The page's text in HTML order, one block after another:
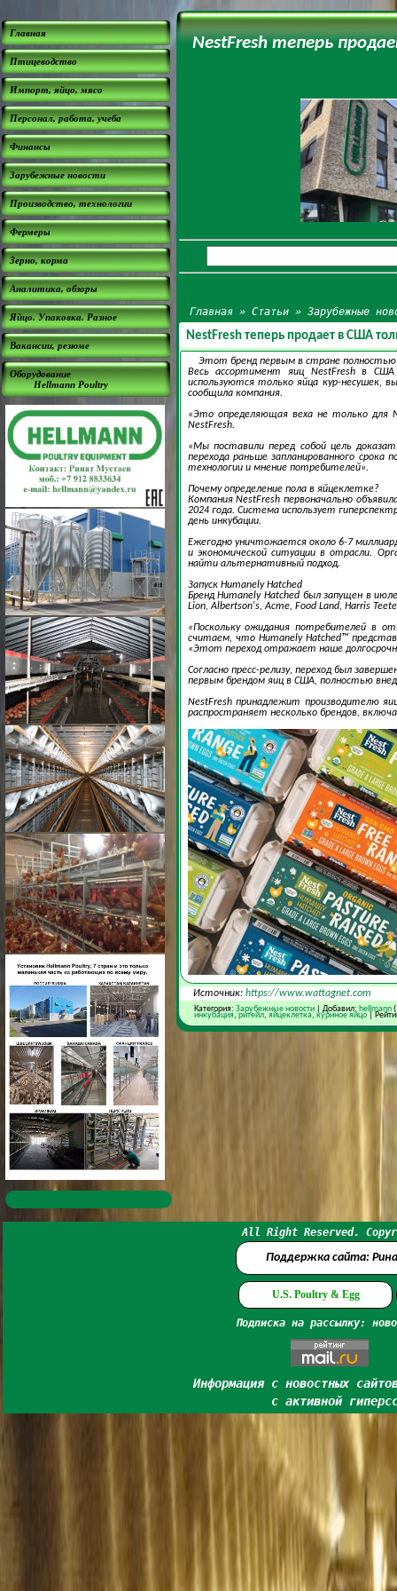
Главная
Птицеводство
Импорт, яйцо, мясо
Персонал, работа, учеба
Финансы
Зарубежные новости
Производство, технологии
Фермеры
Зерно, корма
Аналитика, обзоры
Яйцо. Упаковка. Разное
Вакансии, резюме
Оборудование
Hellmann Poultry
NestFresh теперь
Главная »Статьи »Зарубежные
NestFresh теперь продает в США
Этот бренд первым в стране полностью
Весь ассортимент яиц NestFresh в
используются только яйца кур-несушек,
сообщила компания.
«Это определяющая веха не только для
NestFresh.
«Мы поставили перед собой цель
перехода раньше запланированного
технологии и мнение потребителей».
Почему определение пола в яйцеклетке?
Компания NestFresh первоначально
2024 года. Система использует
день инкубации.
Ежегодно уничтожается около 6-7
и экономической ситуации в отрасли.
найти альтернативный подход.
Запуск Humanely Hatched
Бренд Humanely Hatched был запущен в
Lion, Albertson's, Acme, Food Land, Harris
«Поскольку ожидания потребителей в
считаем, что Humanely Hatched™
«Этот переход отражает наше
Согласно пресс-релизу, переход был
первым брендом яиц в США, полностью
NestFresh принадлежит производителю
распространяет несколько брендов,
Источник: https://www.wattagnet.com
Категория: Зарубежные новости| Добавил: hellmann
инкубация, ритейл, яйцеклетка, куриное яйцо|
All Right Reserved.
Поддержка сайта:
U.S. Poultry & Egg
Подписка на рассылку:
Информация с новостных
с активной